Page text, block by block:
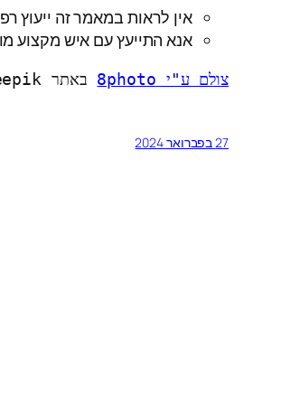
אין לראות במאמר זה ייעוץ
אנא התייעץ עם איש מקצוע
צולם ע"י 8photo באתר Freepik
27 בפברואר 2024